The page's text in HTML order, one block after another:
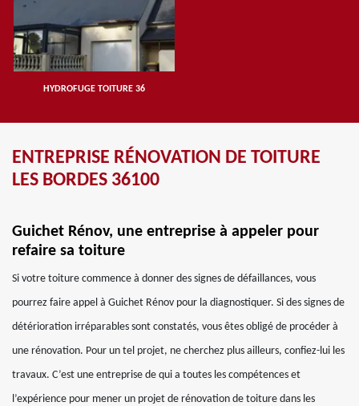
HYDROFUGE TOITURE 36
ENTREPRISE RÉNOVATION DE TOITURE
LES BORDES 36100
Guichet Rénov, une entreprise à appeler pour
refaire sa toiture
Si votre toiture commence à donner des signes de défaillances, vous
pourrez faire appel à Guichet Rénov pour la diagnostiquer. Si des signes de
détérioration irréparables sont constatés, vous êtes obligé de procéder à
une rénovation. Pour un tel projet, ne cherchez plus ailleurs, confiez-lui les
travaux. C’est une entreprise de qui a toutes les compétences et
l’expérience pour mener un projet de rénovation de toiture dans les